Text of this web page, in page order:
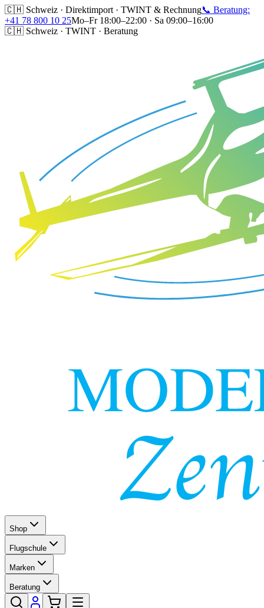
🇨🇭 Schweiz · Direktimport · TWINT & Rechnung📞 Beratung:
+41 78 800 10 25Mo–Fr 18:00–22:00 · Sa 09:00–16:00
🇨🇭 Schweiz · TWINT · Beratung
Shop
Flugschule
Marken
Beratung